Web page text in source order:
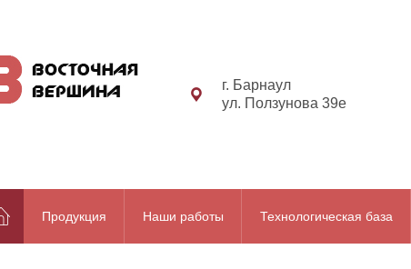
г. Барнаул
ул. Ползунова 39е
Продукция Наши работы Технологическая база